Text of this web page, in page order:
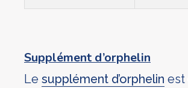
Supplément d’orphelin
Le supplément d’orphelin est